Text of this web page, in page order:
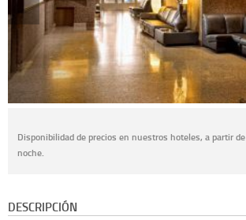
Disponibilidad de precios en nuestros hoteles, a partir de
noche.
DESCRIPCIÓN